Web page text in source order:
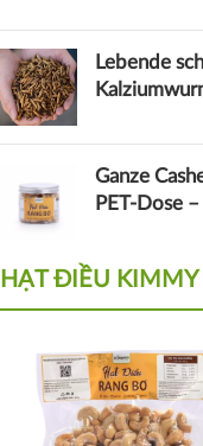
Lebende
Ganze
PET-Dose
HẠT ĐIỀU KIMMY